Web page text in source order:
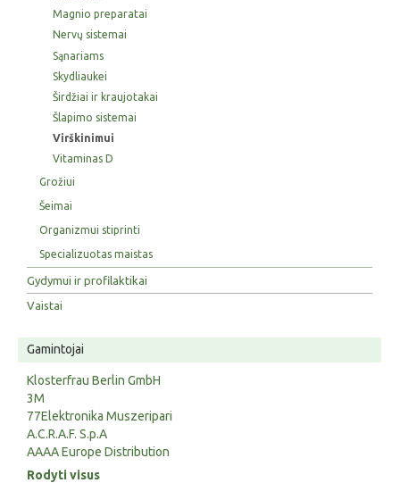
Magnio preparatai
Nervų sistemai
Sąnariams
Skydliaukei
Širdžiai ir kraujotakai
Šlapimo sistemai
Virškinimui
Vitaminas D
Grožiui
Šeimai
Organizmui stiprinti
Specializuotas maistas
Gydymui ir profilaktikai
Vaistai
Gamintojai
Klosterfrau Berlin GmbH
3M
77Elektronika Muszeripari
A.C.R.A.F. S.p.A
AAAA Europe Distribution
Rodyti visus